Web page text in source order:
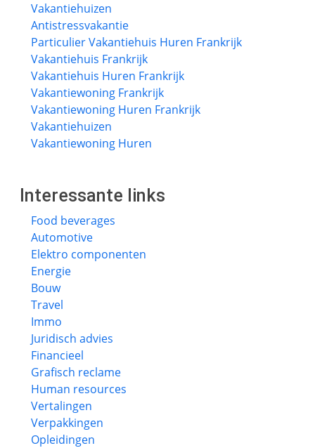
Vakantiehuizen
Antistressvakantie
Particulier Vakantiehuis Huren Frankrijk
Vakantiehuis Frankrijk
Vakantiehuis Huren Frankrijk
Vakantiewoning Frankrijk
Vakantiewoning Huren Frankrijk
Vakantiehuizen
Vakantiewoning Huren
Interessante links
Food beverages
Automotive
Elektro componenten
Energie
Bouw
Travel
Immo
Juridisch advies
Financieel
Grafisch reclame
Human resources
Vertalingen
Verpakkingen
Opleidingen